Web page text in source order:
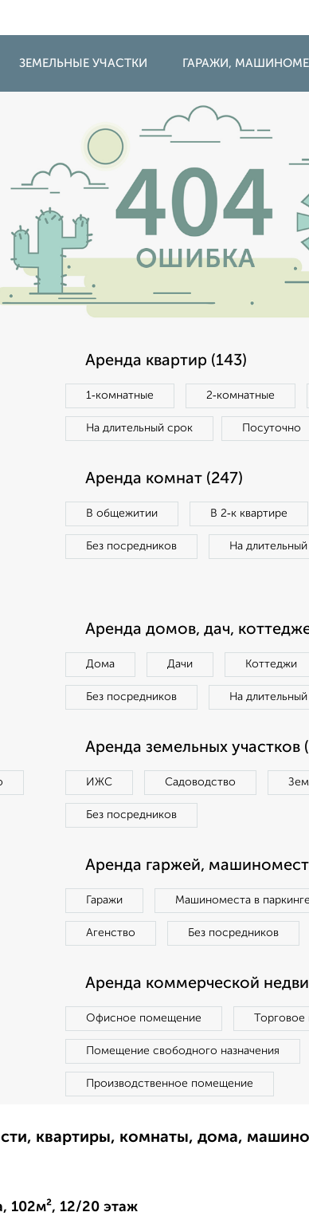
ЗЕМЕЛЬНЫЕ УЧАСТКИ ГАРАЖИ,
Аренда квартир (143)
1‑комнатные 2‑комнатные
На длительный срок Посуточно
Аренда комнат (247)
В общежитии В 2‑к квартире
Без посредников На
Аренда домов, дач,
Дома Дачи Коттеджи
Без посредников На
Аренда земельных участков
ИЖС Садоводство
Без посредников
Аренда гаржей, машиномест
Гаражи Машиноместа в паркинге
Агенство Без посредников
Аренда коммерческой
Офисное помещение
Помещение свободного назначения
Производственное помещение
квартиры, комнаты, дома,
102м², 12/20 этаж